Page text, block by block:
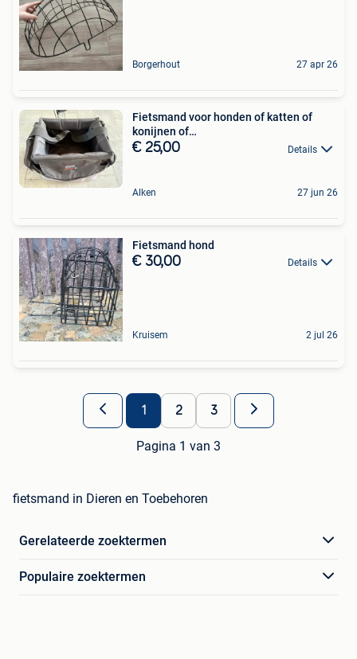
Borgerhout 27 apr 26
Fietsmand voor honden of katten of
konijnen of…
€ 25,00 Details
Alken 27 jun 26
Fietsmand hond
€ 30,00 Details
Kruisem 2 jul 26
1 2 3
Pagina 1 van 3
fietsmand in Dieren en Toebehoren
Gerelateerde zoektermen
Populaire zoektermen